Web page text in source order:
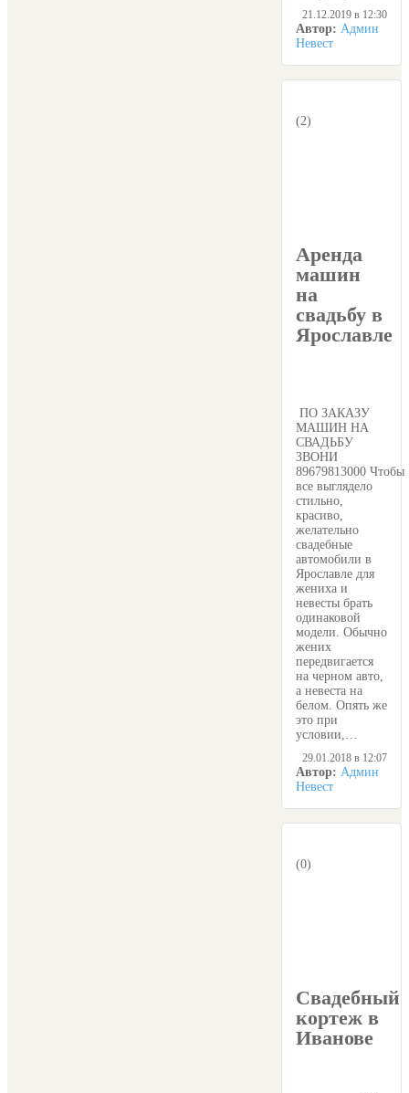
21.12.2019 в 12:30
Автор: Админ
Невест
Аренда
машин
на
свадьбу в
Ярославле
(2)
ПО ЗАКАЗУ
МАШИН НА
СВАДЬБУ
ЗВОНИ
89679813000 Чтобы
все выглядело
стильно,
красиво,
желательно
свадебные
автомобили в
Ярославле для
жениха и
невесты брать
одинаковой
модели. Обычно
жених
передвигается
на черном авто,
а невеста на
белом. Опять же
это при
условии,…
29.01.2018 в 12:07
Автор: Админ
Невест
Свадебный
кортеж в
Иванове
(0)